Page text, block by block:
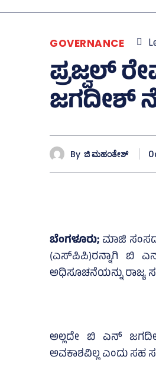
GOVERNANCE
ಪ್ರಜ್ವಲ್‌
ಜಗದೀಶ್‌
By ಜಿ ಮಹಂತೇಶ್
ಬೆಂಗಳೂರು; ಮಾಜಿ
(ಎಸ್‌ಪಿಪಿ)ರನ್ನಾಗಿ ಬಿ
ಅಧಿಸೂಚನೆಯನ್ನು ರಾಜ್ಯ
ಅಲ್ಲದೇ ಬಿ ಎನ್‌
ಅವಕಾಶವಿಲ್ಲ ಎಂದು ಸಹ